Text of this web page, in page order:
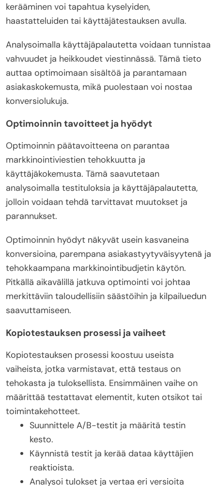
kerääminen voi tapahtua kyselyiden,
haastatteluiden tai käyttäjätestauksen avulla.
Analysoimalla käyttäjäpalautetta voidaan tunnistaa
vahvuudet ja heikkoudet viestinnässä. Tämä tieto
auttaa optimoimaan sisältöä ja parantamaan
asiakaskokemusta, mikä puolestaan voi nostaa
konversiolukuja.
Optimoinnin tavoitteet ja hyödyt
Optimoinnin päätavoitteena on parantaa
markkinointiviestien tehokkuutta ja
käyttäjäkokemusta. Tämä saavutetaan
analysoimalla testituloksia ja käyttäjäpalautetta,
jolloin voidaan tehdä tarvittavat muutokset ja
parannukset.
Optimoinnin hyödyt näkyvät usein kasvaneina
konversioina, parempana asiakastyytyväisyytenä ja
tehokkaampana markkinointibudjetin käytön.
Pitkällä aikavälillä jatkuva optimointi voi johtaa
merkittäviin taloudellisiin säästöihin ja kilpailuedun
saavuttamiseen.
Kopiotestauksen prosessi ja vaiheet
Kopiotestauksen prosessi koostuu useista
vaiheista, jotka varmistavat, että testaus on
tehokasta ja tuloksellista. Ensimmäinen vaihe on
määrittää testattavat elementit, kuten otsikot tai
toimintakehotteet.
Suunnittele A/B-testit ja määritä testin
kesto.
Käynnistä testit ja kerää dataa käyttäjien
reaktioista.
Analysoi tulokset ja vertaa eri versioita